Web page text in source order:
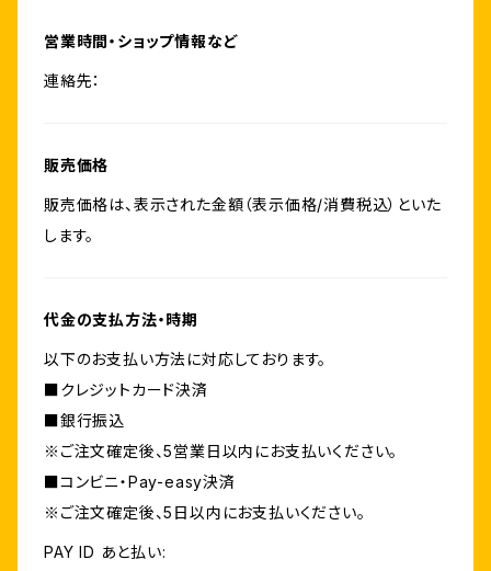
営業時間・ショップ情報など
連絡先：
販売価格
販売価格は、表示された金額（表示価格/消費税込）といた
します。
代金の支払方法・時期
以下のお支払い方法に対応しております。
■クレジットカード決済
■銀行振込
※ご注文確定後、5営業日以内にお支払いください。
■コンビニ・Pay-easy決済
※ご注文確定後、5日以内にお支払いください。
PAY ID あと払い: